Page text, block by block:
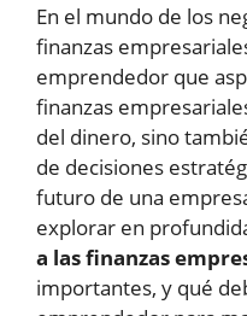
En el mundo de los
finanzas
emprendedor que
finanzas
del dinero, sino
de decisiones
futuro de una
explorar en
a las finanzas
importantes, y qué